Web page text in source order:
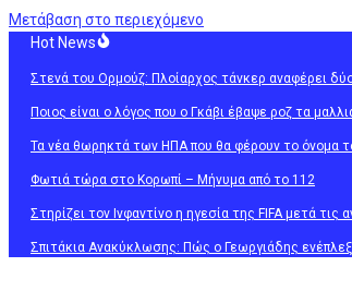
Μετάβαση στο περιεχόμενο
Hot News
Στενά του Ορμούζ: Πλοίαρχος τάνκερ αναφέρει
Ποιος είναι ο λόγος που ο Γκάβι έβαψε ροζ τα
Τα νέα θωρηκτά των ΗΠΑ που θα φέρουν το όνομα
Φωτιά τώρα στο Κορωπί – Μήνυμα από το 112
Στηρίζει τον Ινφαντίνο η ηγεσία της FIFA μετά τις
Σπιτάκια Ανακύκλωσης: Πώς ο Γεωργιάδης